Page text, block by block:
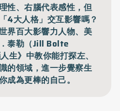
性、右腦代表感性，但
4大人格」交互影響嗎？
界百大影響力人物、美
泰勒（Jill Bolte
生》中教你能打探左、
的領域，進一步覺察生
成為更棒的自己。